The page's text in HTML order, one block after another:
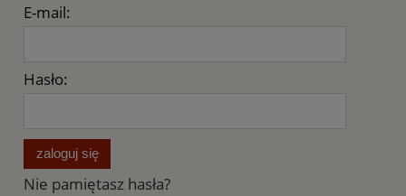
E-mail:
Hasło:
zaloguj się
Nie pamiętasz hasła?